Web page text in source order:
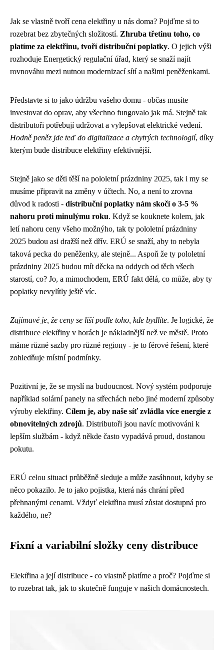
Jak se vlastně tvoří cena elektřiny u nás doma? Pojďme si to
rozebrat bez zbytečných složitostí. Zhruba třetinu toho, co
platíme za elektřinu, tvoří distribuční poplatky. O jejich výši
rozhoduje Energetický regulační úřad, který se snaží najít
rovnováhu mezi nutnou modernizací sítí a našimi peněženkami.
Představte si to jako údržbu vašeho domu - občas musíte
investovat do oprav, aby všechno fungovalo jak má. Stejně tak
distributoři potřebují udržovat a vylepšovat elektrické vedení.
Hodně peněz jde teď do digitalizace a chytrých technologií, díky
kterým bude distribuce elektřiny efektivnější.
Stejně jako se děti těší na pololetní prázdniny 2025, tak i my se
musíme připravit na změny v účtech. No, a není to zrovna
důvod k radosti - distribuční poplatky nám skočí o 3-5 %
nahoru proti minulýmu roku. Když se kouknete kolem, jak
letí nahoru ceny všeho možnýho, tak ty pololetní prázdniny
2025 budou asi dražší než dřív. ERÚ se snaží, aby to nebyla
taková pecka do peněženky, ale stejně... Aspoň že ty pololetní
prázdniny 2025 budou mít děcka na oddych od těch všech
starostí, co? Jo, a mimochodem, ERÚ fakt dělá, co může, aby ty
poplatky nevylítly ještě víc.
Zajímavé je, že ceny se liší podle toho, kde bydlíte. Je logické, že
distribuce elektřiny v horách je nákladnější než ve městě. Proto
máme různé sazby pro různé regiony - je to férové řešení, které
zohledňuje místní podmínky.
Pozitivní je, že se myslí na budoucnost. Nový systém podporuje
například solární panely na střechách nebo jiné moderní způsoby
výroby elektřiny. Cílem je, aby naše síť zvládla více energie z
obnovitelných zdrojů. Distributoři jsou navíc motivováni k
lepším službám - když někde často vypadává proud, dostanou
pokutu.
ERÚ celou situaci průběžně sleduje a může zasáhnout, kdyby se
něco pokazilo. Je to jako pojistka, která nás chrání před
přehnanými cenami. Vždyť elektřina musí zůstat dostupná pro
každého, ne?
Fixní a variabilní složky ceny distribuce
Elektřina a její distribuce - co vlastně platíme a proč? Pojďme si
to rozebrat tak, jak to skutečně funguje v našich domácnostech.